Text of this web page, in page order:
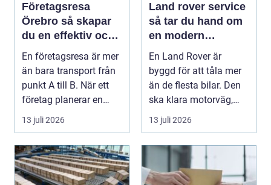
Företagsresa
Örebro så skapar
du en effektiv och
minnesvärd resa
En företagsresa är mer
än bara transport från
punkt A till B. När ett
företag planerar en
resa för m...
13 juli 2026
Land rover service
så tar du hand om
en modern
klassiker
En Land Rover är
byggd för att tåla mer
än de flesta bilar. Den
ska klara motorväg,
stadstrafik, gru...
13 juli 2026